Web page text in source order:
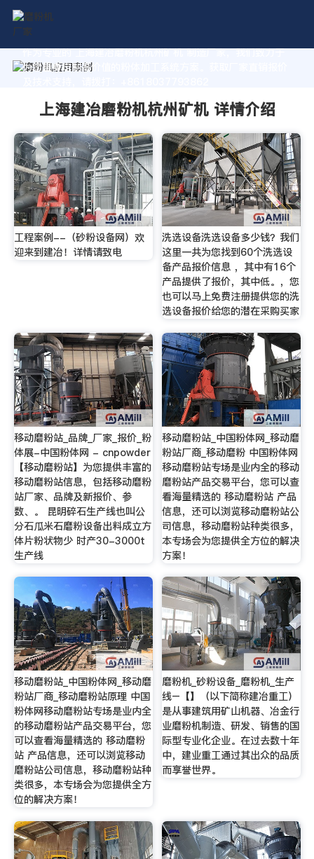
作为专业的 上海建冶磨粉机杭州矿机 制造厂家，我们致力于
为您量身定制高价值的粉体加工系统方案。获取厂家直销报价
上海建冶磨粉机杭州矿机 详情介绍
工程案例--（砂粉设备网）欢
迎来到建冶！详情请致电
洗选设备洗选设备多少钱？我们
这里一共为您找到60个洗选设
备产品报价信息 ，其中有16个
产品提供了报价，其中低。，您
也可以马上免费注册提供您的洗
选设备报价给您的潜在采购买家
移动磨粉站_品牌_厂家_报价_粉
体展-中国粉体网 - cnpowder
【移动磨粉站】为您提供丰富的
移动磨粉站信息，包括移动磨粉
站厂家、品牌及新报价、参
数、。 昆明碎石生产线也叫公
分石瓜米石磨粉设备出料成立方
体片粉状物少 时产30-3000t
生产线
移动磨粉站_中国粉体网_移动磨
粉站厂商_移动磨粉 中国粉体网
移动磨粉站专场是业内全的移动
磨粉站产品交易平台，您可以查
看海量精选的 移动磨粉站 产品
信息，还可以浏览移动磨粉站公
司信息，移动磨粉站种类很多，
本专场会为您提供全方位的解决
方案！
移动磨粉站_中国粉体网_移动磨
粉站厂商_移动磨粉站原理 中国
粉体网移动磨粉站专场是业内全
的移动磨粉站产品交易平台，您
可以查看海量精选的 移动磨粉
站 产品信息，还可以浏览移动
磨粉站公司信息，移动磨粉站种
类很多，本专场会为您提供全方
位的解决方案！
磨粉机_砂粉设备_磨粉机_生产
线–【】（以下简称建冶重工）
是从事建筑用矿山机器、冶金行
业磨粉机制造、研发、销售的国
际型专业化企业。在过去数十年
中，建业重工通过其出众的品质
而享誉世界。